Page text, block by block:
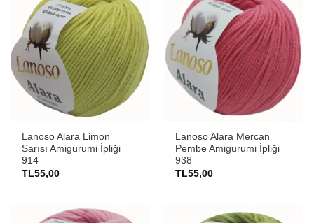
Lanoso Alara Limon
Sarısı Amigurumi İpliği
914
TL55,00
Lanoso Alara Mercan
Pembe Amigurumi İpliği
938
TL55,00